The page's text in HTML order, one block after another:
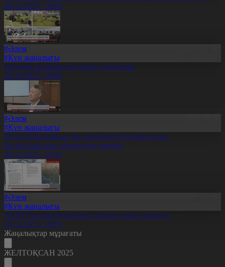
26.12.2025, 10:03
#Әлем
#Күн жаңалығы
Пхеньян зымыран өндірісін дамытпақ
26.12.2025, 10:02
#Әлем
#Күн жаңалығы
Оңүстік Кореяның экс-президенті 10 жылға бас
бостандығынан айырылуы мүмкін
26.12.2025, 10:01
#Әлем
#Күн жаңалығы
АҚШ Нигерия аумағында әскери соққы жасады
26.12.2025, 10:01
Жаңалықтар мұрағаты
ЖЕЛТОҚСАН 2025